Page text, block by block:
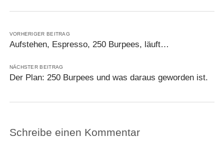
VORHERIGER BEITRAG
Aufstehen, Espresso, 250 Burpees, läuft…
NÄCHSTER BEITRAG
Der Plan: 250 Burpees und was daraus geworden ist.
Schreibe einen Kommentar